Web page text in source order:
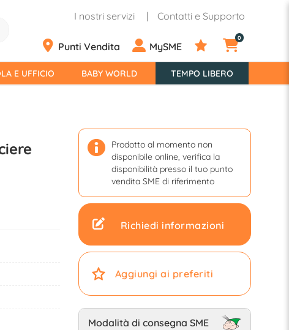
I nostri servizi Contatti e Supporto
Punti Vendita MySME
0
E UFFICIO BABY WORLD TEMPO LIBERO
Prodotto al momento non
disponibile online, verifica la
disponibilità presso il tuo punto
vendita SME di riferimento
Richiedi informazioni
Aggiungi ai preferiti
Modalità di consegna SME